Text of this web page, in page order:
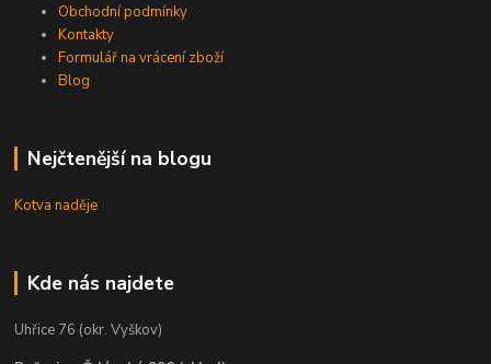
Obchodní podmínky
Kontakty
Formulář na vrácení zboží
Blog
Nejčtenější na blogu
Kotva naděje
Kde nás najdete
Uhřice 76 (okr. Vyškov)